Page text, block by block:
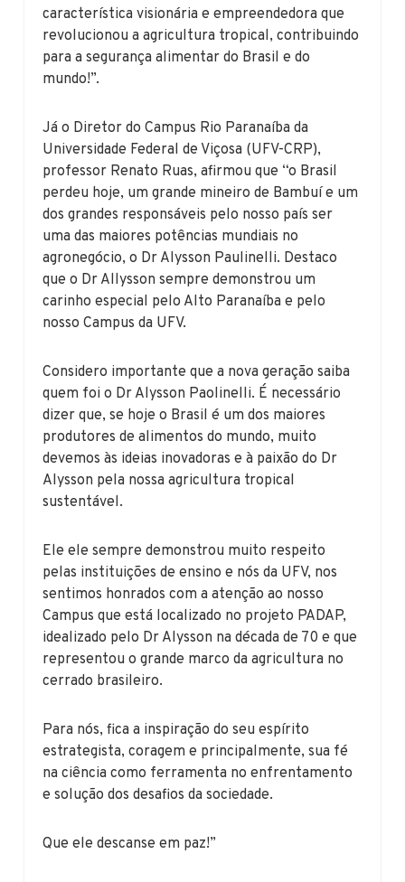
característica visionária e empreendedora que
revolucionou a agricultura tropical, contribuindo
para a segurança alimentar do Brasil e do
mundo!”.
Já o Diretor do Campus Rio Paranaíba da
Universidade Federal de Viçosa (UFV-CRP),
professor Renato Ruas, afirmou que “o Brasil
perdeu hoje, um grande mineiro de Bambuí e um
dos grandes responsáveis pelo nosso país ser
uma das maiores potências mundiais no
agronegócio, o Dr Alysson Paulinelli. Destaco
que o Dr Allysson sempre demonstrou um
carinho especial pelo Alto Paranaíba e pelo
nosso Campus da UFV.
Considero importante que a nova geração saiba
quem foi o Dr Alysson Paolinelli. É necessário
dizer que, se hoje o Brasil é um dos maiores
produtores de alimentos do mundo, muito
devemos às ideias inovadoras e à paixão do Dr
Alysson pela nossa agricultura tropical
sustentável.
Ele ele sempre demonstrou muito respeito
pelas instituições de ensino e nós da UFV, nos
sentimos honrados com a atenção ao nosso
Campus que está localizado no projeto PADAP,
idealizado pelo Dr Alysson na década de 70 e que
representou o grande marco da agricultura no
cerrado brasileiro.
Para nós, fica a inspiração do seu espírito
estrategista, coragem e principalmente, sua fé
na ciência como ferramenta no enfrentamento
e solução dos desafios da sociedade.
Que ele descanse em paz!”